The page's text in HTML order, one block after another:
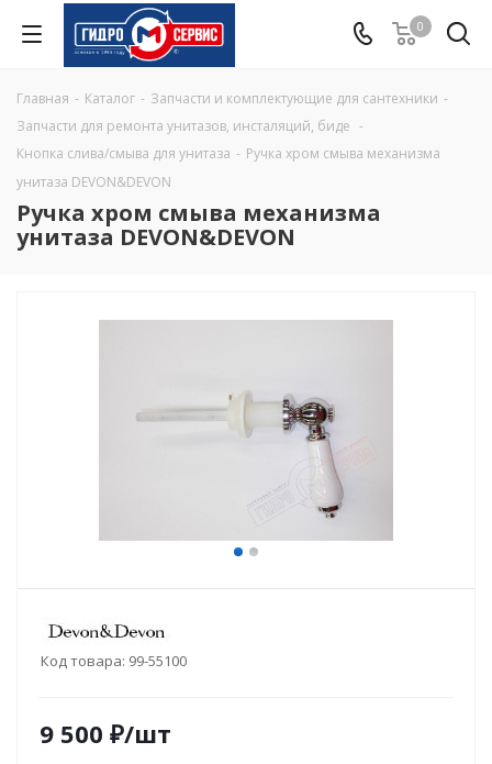
0
Главная - Каталог - Запчасти и комплектующие для сантехники -
Запчасти для ремонта унитазов, инсталяций, биде -
Кнопка слива/смыва для унитаза - Ручка хром смыва механизма
унитаза DEVON&DEVON
Ручка хром смыва механизма
унитаза DEVON&DEVON
Код товара: 99-55100
9 500 ₽/шт